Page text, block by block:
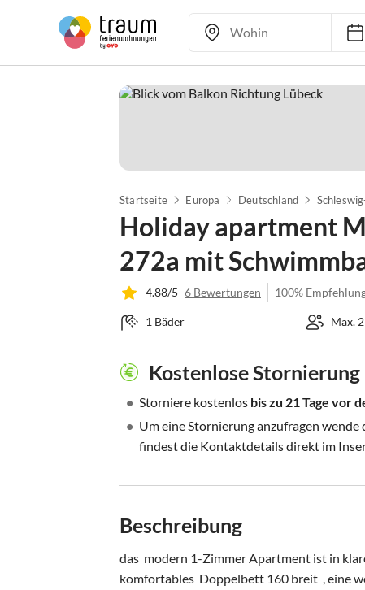
Startseite Europa Deutschland
Holiday apartment
272a mit
4.88/5 6 Bewertungen 100%
1 Bäder Max.
Kostenlose Stornierung
• Storniere kostenlos bis zu 21 Tage vor
• Um eine Stornierung anzufragen
findest die Kontaktdetails direkt im
Beschreibung
das  modern 1-Zimmer Apartment ist in
komfortables  Doppelbett 160 breit  , eine